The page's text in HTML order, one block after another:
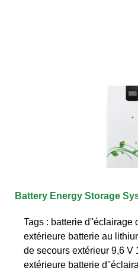
Battery Energy Storage
Tags : batterie d''éclairage
extérieure batterie au
de secours extérieur 9,6 V
extérieure batterie